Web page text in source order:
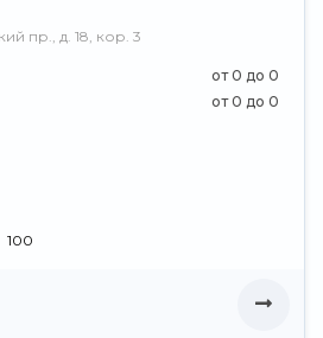
пр., д. 18, кор. 3
от 0 до 0
от 0 до 0
100